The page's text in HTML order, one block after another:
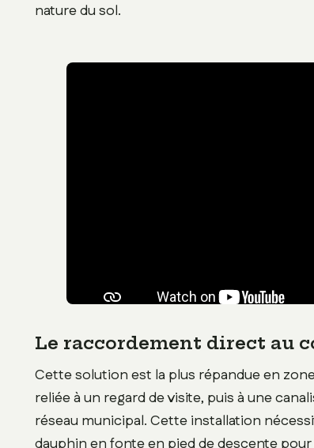
nature du sol.
Le raccordement direct au
Cette solution est la plus répandue en
reliée à un regard de visite, puis à une
réseau municipal. Cette installation
dauphin en fonte en pied de descente